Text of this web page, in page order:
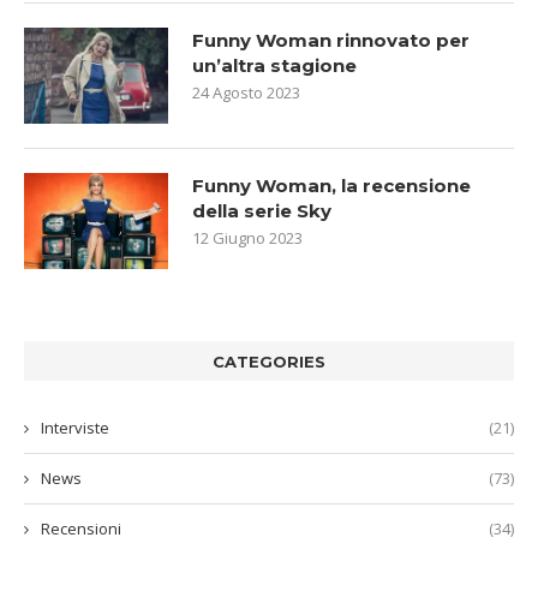
Funny Woman rinnovato per
un’altra stagione
24 Agosto 2023
Funny Woman, la recensione
della serie Sky
12 Giugno 2023
CATEGORIES
Interviste (21)
News (73)
Recensioni (34)